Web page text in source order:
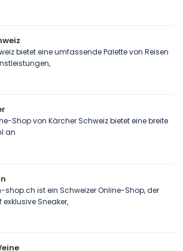
bietet eine umfassende Palette von Reisen
Shop von Kärcher Schweiz bietet eine breite
an
shop.ch ist ein Schweizer Online-Shop, der
Sneaker,